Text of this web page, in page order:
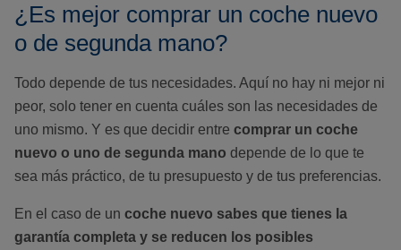
¿Es mejor comprar un coche nuevo
o de segunda mano?
Todo depende de tus necesidades. Aquí no hay ni mejor ni
peor, solo tener en cuenta cuáles son las necesidades de
uno mismo. Y es que decidir entre comprar un coche
nuevo o uno de segunda mano depende de lo que te
sea más práctico, de tu presupuesto y de tus preferencias.
En el caso de un coche nuevo sabes que tienes la
garantía completa y se reducen los posibles